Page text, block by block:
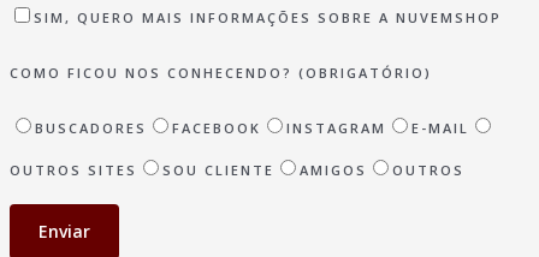
SIM, QUERO MAIS INFORMAÇÕES SOBRE A NUVEMSHOP
COMO FICOU NOS CONHECENDO? (OBRIGATÓRIO)
BUSCADORES FACEBOOK INSTAGRAM E-MAIL
OUTROS SITES SOU CLIENTE AMIGOS OUTROS